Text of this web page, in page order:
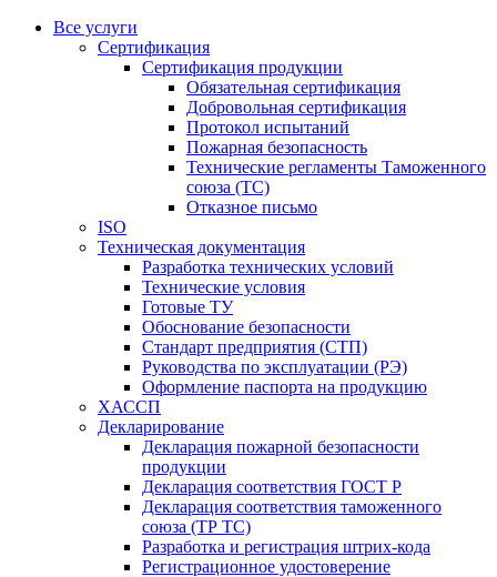
Все услуги
Сертификация
Сертификация продукции
Обязательная сертификация
Добровольная сертификация
Протокол испытаний
Пожарная безопасность
Технические регламенты Таможенного
союза (ТС)
Отказное письмо
ISO
Техническая документация
Разработка технических условий
Технические условия
Готовые ТУ
Обоснование безопасности
Стандарт предприятия (СТП)
Руководства по эксплуатации (РЭ)
Оформление паспорта на продукцию
ХАССП
Декларирование
Декларация пожарной безопасности
продукции
Декларация соответствия ГОСТ Р
Декларация соответствия таможенного
союза (ТР ТС)
Разработка и регистрация штрих-кода
Регистрационное удостоверение